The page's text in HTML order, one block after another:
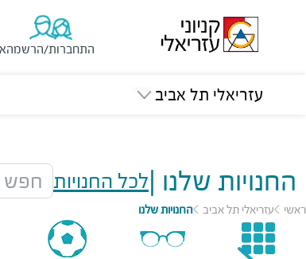
התחברות/הרשמה
עזריאלי תל אביב
החנויות שלנו |לכל החנויות חפש
ראשי עזריאלי תל אביב החנויות שלנו